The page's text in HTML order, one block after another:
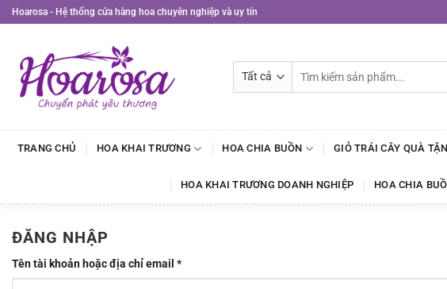
Bỏ
qua
dung
Hoarosa - Hệ thống cửa hàng hoa chuyên nghiệp và uy tín
kiếm:
TRANG CHỦ HOA KHAI TRƯƠNG HOA CHIA BUỒN GIỎ TRÁI CÂY QUÀ
HOA KHAI TRƯƠNG DOANH NGHIỆP HOA CHIA
ĐĂNG NHẬP
Tên tài khoản hoặc địa chỉ email *Bắt
buộc